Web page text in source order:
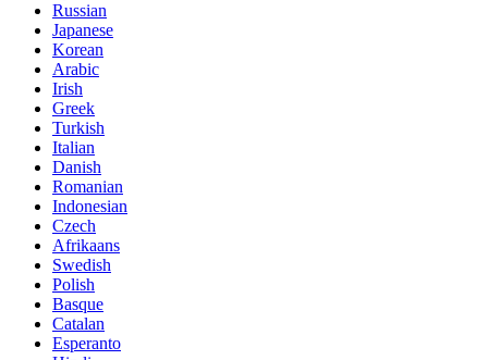
Russian
Japanese
Korean
Arabic
Irish
Greek
Turkish
Italian
Danish
Romanian
Indonesian
Czech
Afrikaans
Swedish
Polish
Basque
Catalan
Esperanto